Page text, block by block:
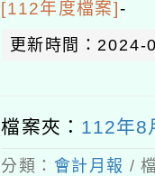
[112年度檔案]-
更新時間：
檔案夾： 112年8
分類： 會計月報 /